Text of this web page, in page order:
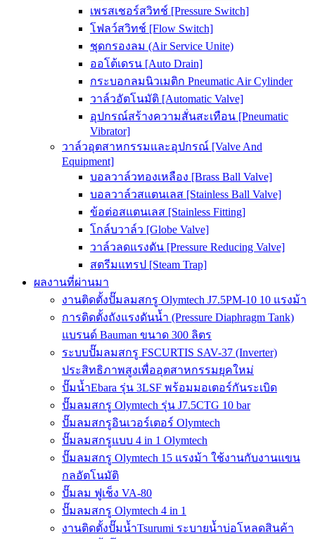
เพรสเชอร์สวิทช์ [Pressure Switch]
โฟลว์สวิทช์ [Flow Switch]
ชุดกรองลม (Air Service Unite)
ออโต้เดรน [Auto Drain]
กระบอกลมนิวเมติก Pneumatic Air Cylinder
วาล์วอัตโนมัติ [Automatic Valve]
อุปกรณ์สร้างความสั่นสะเทือน [Pneumatic
Vibrator]
วาล์วอุตสาหกรรมและอุปกรณ์ [Valve And
Equipment]
บอลวาล์วทองเหลือง [Brass Ball Valve]
บอลวาล์วสแตนเลส [Stainless Ball Valve]
ข้อต่อสแตนเลส [Stainless Fitting]
โกล์บวาล์ว [Globe Valve]
วาล์วลดแรงดัน [Pressure Reducing Valve]
สตรีมแทรป [Steam Trap]
ผลงานที่ผ่านมา
งานติดตั้งปั๊มลมสกรู Olymtech J7.5PM-10 10 แรงม้า
การติดตั้งถังแรงดันน้ำ (Pressure Diaphragm Tank)
แบรนด์ Bauman ขนาด 300 ลิตร
ระบบปั๊มลมสกรู FSCURTIS SAV-37 (Inverter)
ประสิทธิภาพสูงเพื่ออุตสาหกรรมยุคใหม่
ปั๊มน้ำEbara รุ่น 3LSF พร้อมมอเตอร์กันระเบิด
ปั๊มลมสกรู Olymtech รุ่น J7.5CTG 10 bar
ปั๊มลมสกรูอินเวอร์เตอร์ Olymtech
ปั๊มลมสกรูแบบ 4 in 1 Olymtech
ปั๊มลมสกรู Olymtech 15 แรงม้า ใช้งานกับงานแขน
กลอัตโนมัติ
ปั๊มลม ฟูเช็ง VA-80
ปั๊มลมสกรู Olymtech 4 in 1
งานติดตั้งปั๊มน้ำTsurumi ระบายน้ำบ่อโหลดสินค้า